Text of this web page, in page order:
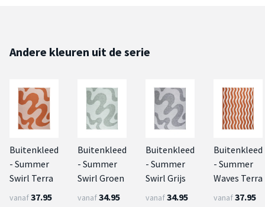
Andere kleuren uit de serie
Buitenkleed
- Summer
Swirl Terra
vanaf37.95
Buitenkleed
- Summer
Swirl Groen
vanaf34.95
Buitenkleed
- Summer
Swirl Grijs
vanaf34.95
Buitenkleed
- Summer
Waves Terra
vanaf37.95